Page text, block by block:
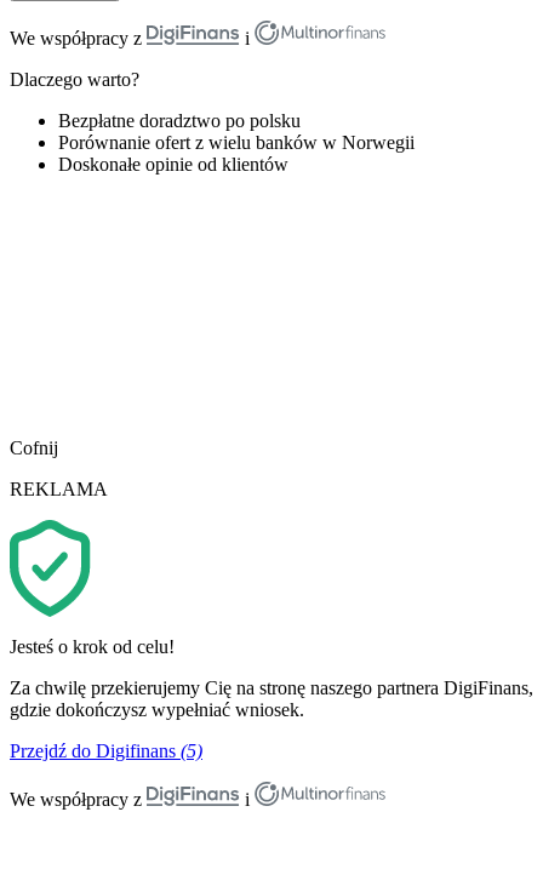
We współpracy z
i
Dlaczego warto?
Bezpłatne doradztwo po polsku
Porównanie ofert z wielu banków w Norwegii
Doskonałe opinie od klientów
Cofnij
REKLAMA
Jesteś o krok od celu!
Za chwilę przekierujemy Cię na stronę naszego partnera DigiFinans,
gdzie dokończysz wypełniać wniosek.
Przejdź do Digifinans (5)
We współpracy z i